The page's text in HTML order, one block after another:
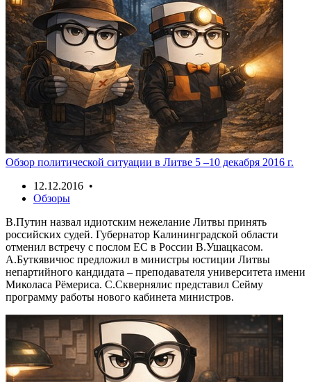
Обзор политической ситуации в Литве 5 –10 декабря 2016 г.
12.12.2016 •
Обзоры
В.Путин назвал идиотским нежелание Литвы принять
российских судей. Губернатор Калининградской области
отменил встречу с послом ЕС в России В.Ушацкасом.
А.Буткявичюс предложил в министры юстиции Литвы
непартийного кандидата – преподавателя университета имени
Миколаса Рёмериса. С.Сквернялис представил Сейму
программу работы нового кабинета министров.